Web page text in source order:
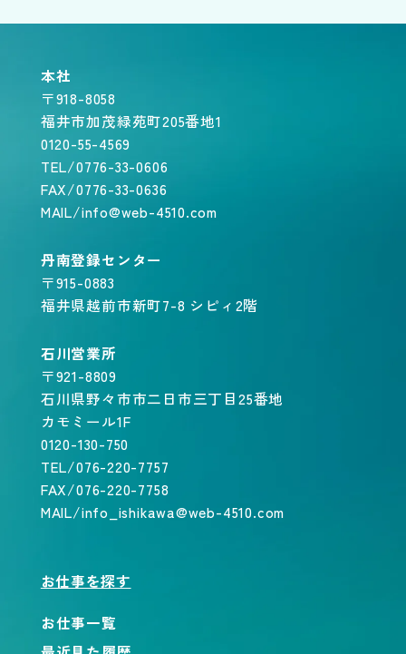
本社
〒918-8058
福井市加茂緑苑町205番地1
0120-55-4569
TEL/0776-33-0606
FAX/0776-33-0636
MAIL/info@web-4510.com
丹南登録センター
〒915-0883
福井県越前市新町7-8 シピィ2階
石川営業所
〒921-8809
石川県野々市市二日市三丁目25番地
カモミール1F
0120-130-750
TEL/076-220-7757
FAX/076-220-7758
MAIL/info_ishikawa@web-4510.com
お仕事を探す
お仕事一覧